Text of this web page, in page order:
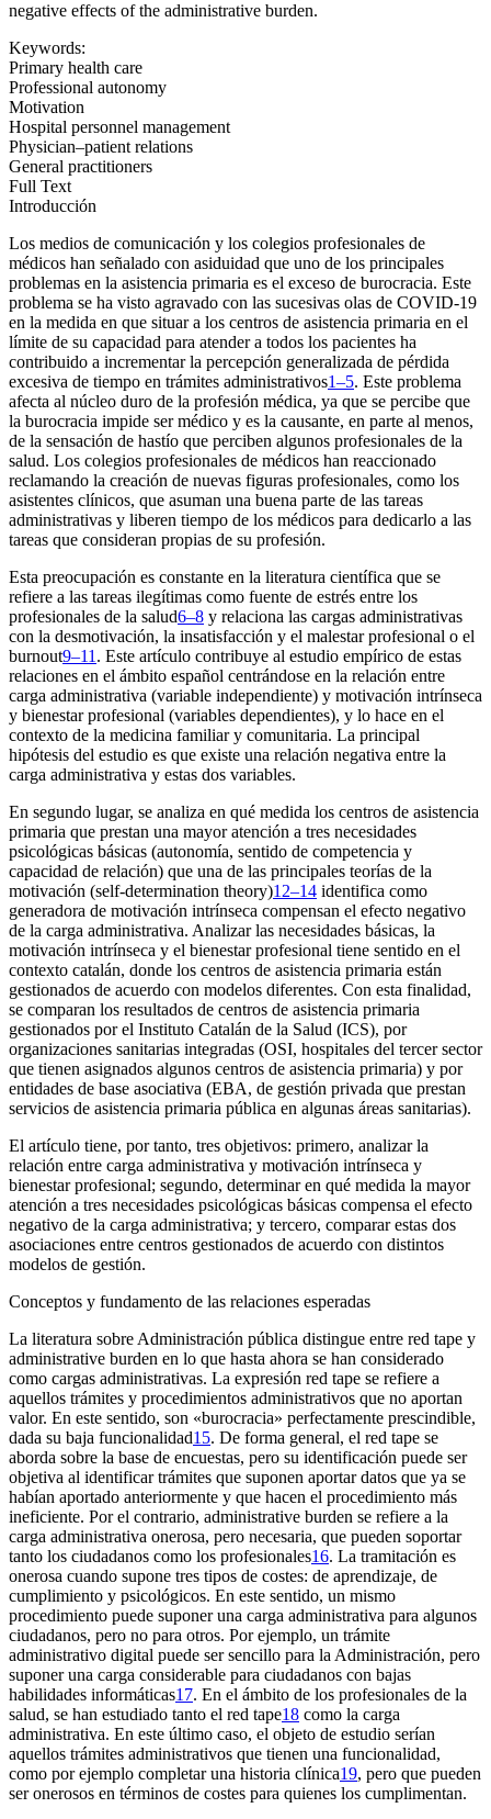
negative effects of the administrative burden.
Keywords:
Primary health care
Professional autonomy
Motivation
Hospital personnel management
Physician–patient relations
General practitioners
Full Text
Introducción
Los medios de comunicación y los colegios profesionales de
médicos han señalado con asiduidad que uno de los principales
problemas en la asistencia primaria es el exceso de burocracia. Este
problema se ha visto agravado con las sucesivas olas de COVID-19
en la medida en que situar a los centros de asistencia primaria en el
límite de su capacidad para atender a todos los pacientes ha
contribuido a incrementar la percepción generalizada de pérdida
excesiva de tiempo en trámites administrativos1–5. Este problema
afecta al núcleo duro de la profesión médica, ya que se percibe que
la burocracia impide ser médico y es la causante, en parte al menos,
de la sensación de hastío que perciben algunos profesionales de la
salud. Los colegios profesionales de médicos han reaccionado
reclamando la creación de nuevas figuras profesionales, como los
asistentes clínicos, que asuman una buena parte de las tareas
administrativas y liberen tiempo de los médicos para dedicarlo a las
tareas que consideran propias de su profesión.
Esta preocupación es constante en la literatura científica que se
refiere a las tareas ilegítimas como fuente de estrés entre los
profesionales de la salud6–8 y relaciona las cargas administrativas
con la desmotivación, la insatisfacción y el malestar profesional o el
burnout9–11 . Este artículo contribuye al estudio empírico de estas
relaciones en el ámbito español centrándose en la relación entre
carga administrativa (variable independiente) y motivación intrínseca
y bienestar profesional (variables dependientes), y lo hace en el
contexto de la medicina familiar y comunitaria. La principal
hipótesis del estudio es que existe una relación negativa entre la
carga administrativa y estas dos variables.
En segundo lugar, se analiza en qué medida los centros de asistencia
primaria que prestan una mayor atención a tres necesidades
psicológicas básicas (autonomía, sentido de competencia y
capacidad de relación) que una de las principales teorías de la
motivación (self-determination theory)12–14 identifica como
generadora de motivación intrínseca compensan el efecto negativo
de la carga administrativa. Analizar las necesidades básicas, la
motivación intrínseca y el bienestar profesional tiene sentido en el
contexto catalán, donde los centros de asistencia primaria están
gestionados de acuerdo con modelos diferentes. Con esta finalidad,
se comparan los resultados de centros de asistencia primaria
gestionados por el Instituto Catalán de la Salud (ICS), por
organizaciones sanitarias integradas (OSI, hospitales del tercer sector
que tienen asignados algunos centros de asistencia primaria) y por
entidades de base asociativa (EBA, de gestión privada que prestan
servicios de asistencia primaria pública en algunas áreas sanitarias).
El artículo tiene, por tanto, tres objetivos: primero, analizar la
relación entre carga administrativa y motivación intrínseca y
bienestar profesional; segundo, determinar en qué medida la mayor
atención a tres necesidades psicológicas básicas compensa el efecto
negativo de la carga administrativa; y tercero, comparar estas dos
asociaciones entre centros gestionados de acuerdo con distintos
modelos de gestión.
Conceptos y fundamento de las relaciones esperadas
La literatura sobre Administración pública distingue entre red tape y
administrative burden en lo que hasta ahora se han considerado
como cargas administrativas. La expresión red tape se refiere a
aquellos trámites y procedimientos administrativos que no aportan
valor. En este sentido, son «burocracia» perfectamente prescindible,
dada su baja funcionalidad15. De forma general, el red tape se
aborda sobre la base de encuestas, pero su identificación puede ser
objetiva al identificar trámites que suponen aportar datos que ya se
habían aportado anteriormente y que hacen el procedimiento más
ineficiente. Por el contrario, administrative burden se refiere a la
carga administrativa onerosa, pero necesaria, que pueden soportar
tanto los ciudadanos como los profesionales16. La tramitación es
onerosa cuando supone tres tipos de costes: de aprendizaje, de
cumplimiento y psicológicos. En este sentido, un mismo
procedimiento puede suponer una carga administrativa para algunos
ciudadanos, pero no para otros. Por ejemplo, un trámite
administrativo digital puede ser sencillo para la Administración, pero
suponer una carga considerable para ciudadanos con bajas
habilidades informáticas17. En el ámbito de los profesionales de la
salud, se han estudiado tanto el red tape18 como la carga
administrativa. En este último caso, el objeto de estudio serían
aquellos trámites administrativos que tienen una funcionalidad,
como por ejemplo completar una historia clínica19, pero que pueden
ser onerosos en términos de costes para quienes los cumplimentan.